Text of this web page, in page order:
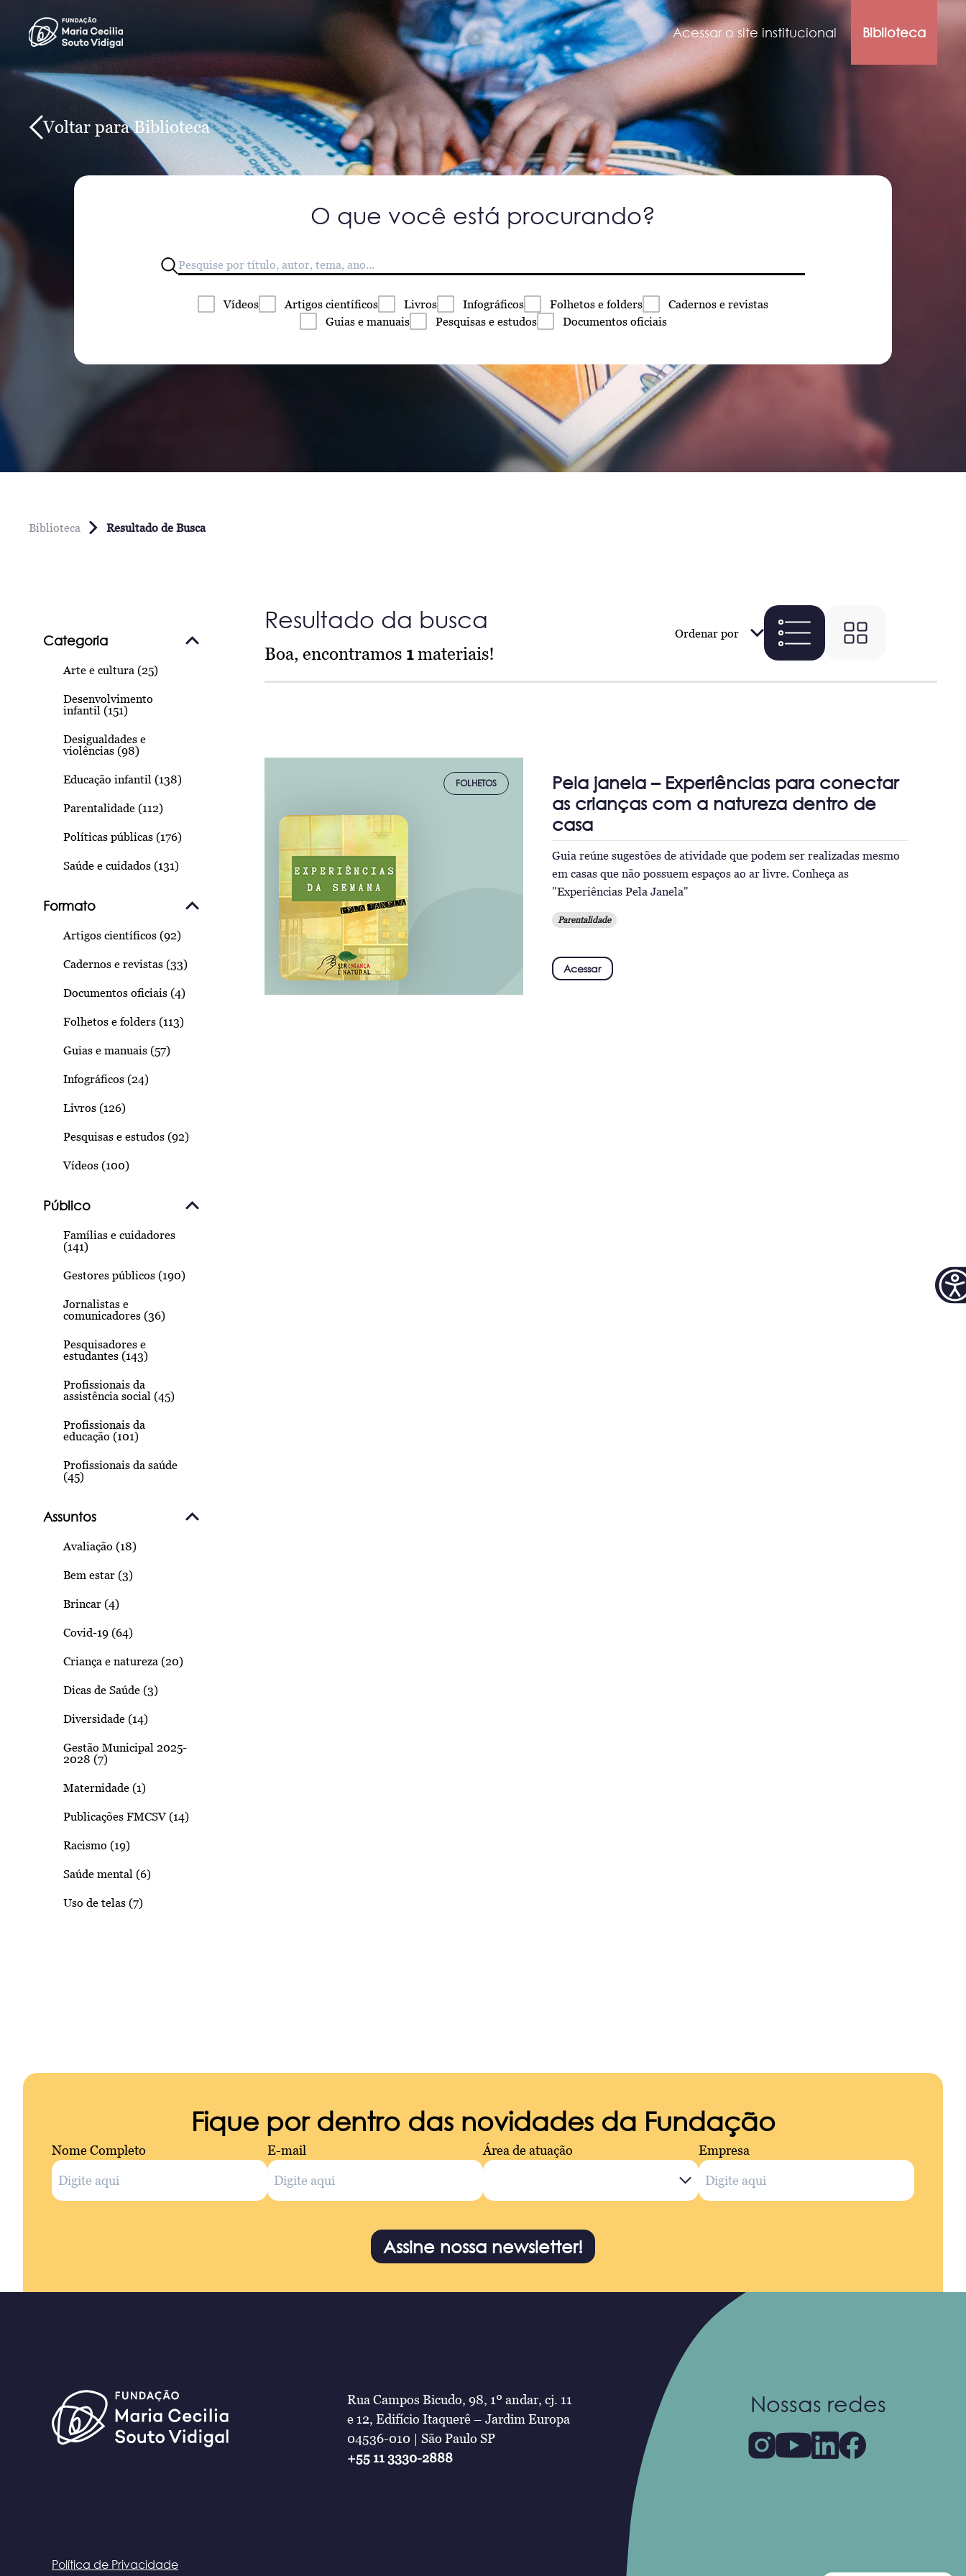
Acessar o site institucional Biblioteca
Voltar para Biblioteca
O que você está procurando?
Vídeos Artigos científicos Livros Infográficos Folhetos e folders Cadernos e revistas
Guias e manuais Pesquisas e estudos Documentos oficiais
Biblioteca Resultado de Busca
Categoria
Arte e cultura (25)
Desenvolvimento
infantil (151)
Desigualdades e
violências (98)
Educação infantil (138)
Parentalidade (112)
Políticas públicas (176)
Saúde e cuidados (131)
Formato
Artigos científicos (92)
Cadernos e revistas (33)
Documentos oficiais (4)
Folhetos e folders (113)
Guias e manuais (57)
Infográficos (24)
Livros (126)
Pesquisas e estudos (92)
Vídeos (100)
Público
Famílias e cuidadores
(141)
Gestores públicos (190)
Jornalistas e
comunicadores (36)
Pesquisadores e
estudantes (143)
Profissionais da
assistência social (45)
Profissionais da
educação (101)
Profissionais da saúde
(45)
Assuntos
Avaliação (18)
Bem estar (3)
Brincar (4)
Covid-19 (64)
Criança e natureza (20)
Dicas de Saúde (3)
Diversidade (14)
Gestão Municipal 2025-
2028 (7)
Maternidade (1)
Publicações FMCSV (14)
Racismo (19)
Saúde mental (6)
Uso de telas (7)
Resultado da busca
Boa, encontramos 1materiais!
Ordenar por
FOLHETOS
Pela janela – Experiências para conectar
as crianças com a natureza dentro de
casa
Guia reúne sugestões de atividade que podem ser realizadas mesmo
em casas que não possuem espaços ao ar livre. Conheça as
"Experiências Pela Janela"
Parentalidade
Acessar
Fique por dentro das novidades da Fundação
Nome Completo E-mail Área de atuação Empresa
Assine nossa newsletter!
Rua Campos Bicudo, 98, 1º andar, cj. 11
e 12, Edifício Itaquerê – Jardim Europa
04536-010 | São Paulo SP
+55 11 3330-2888
Nossas redes
Política de Privacidade